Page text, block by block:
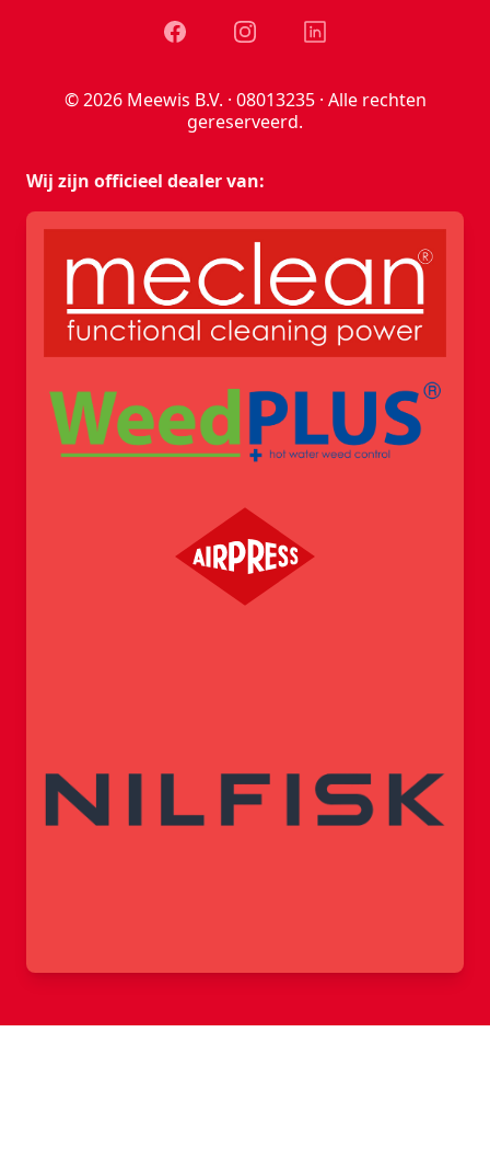
FacebookInstagramLinkedIn
© 2026 Meewis B.V. · 08013235 · Alle rechten
gereserveerd.
Wij zijn officieel dealer van: